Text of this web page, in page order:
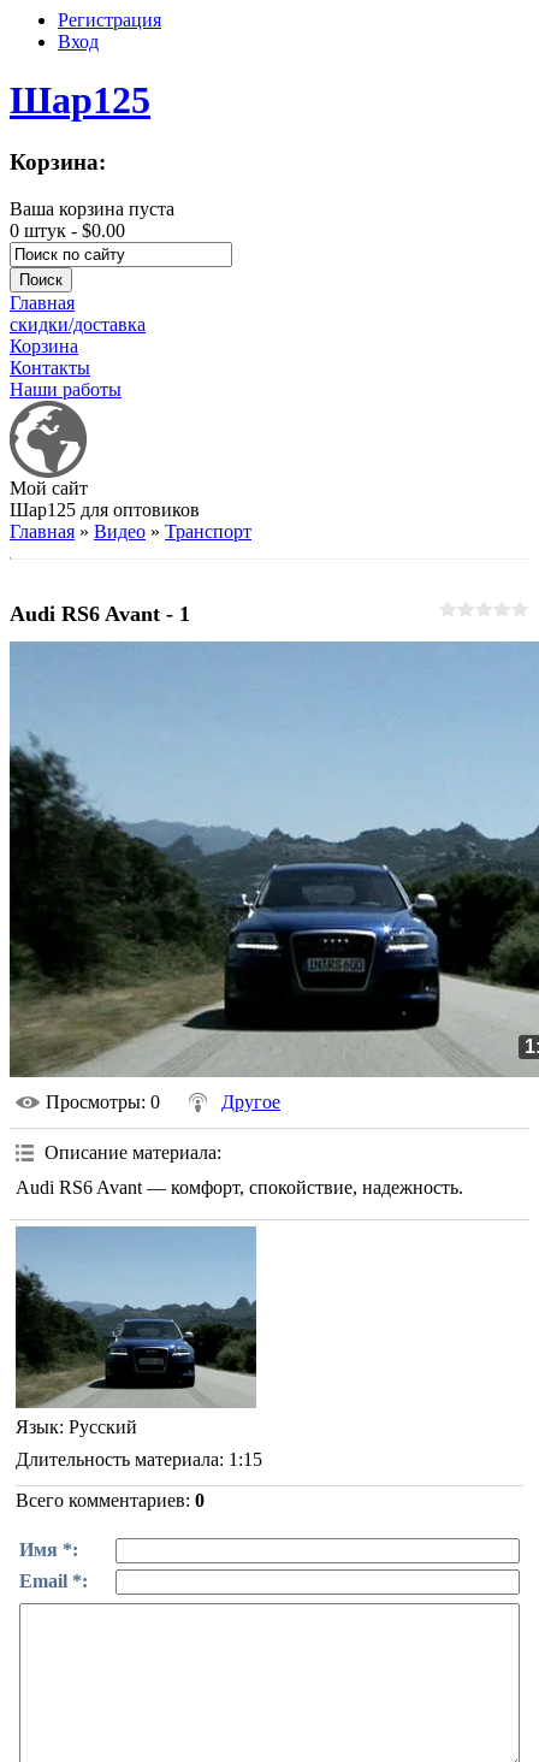
Регистрация
Вход
Шар125
Корзина:
Ваша корзина пуста
0 штук - $0.00
Главная
скидки/доставка
Корзина
Контакты
Наши работы
Мой сайт
Шар125 для оптовиков
Главная » Видео » Транспорт
Audi RS6 Avant - 1
Просмотры: 0 Другое
Описание материала:
Audi RS6 Avant — комфорт, спокойствие, надежность.
Язык: Русский
Длительность материала: 1:15
Всего комментариев: 0
Имя *:
Email *: